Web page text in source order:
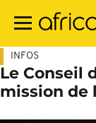
contenu
INFOS
Le Conseil
mission de